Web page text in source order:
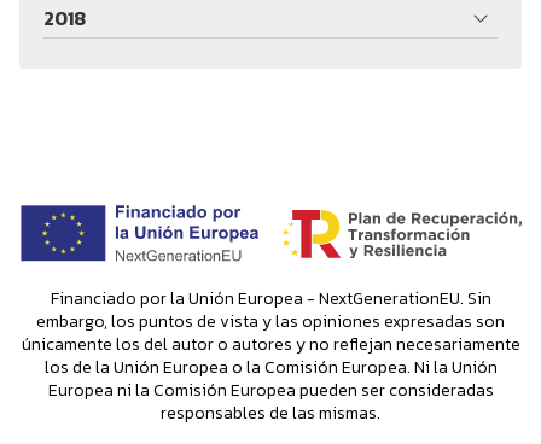
2018
Financiado por la Unión Europea - NextGenerationEU. Sin
embargo, los puntos de vista y las opiniones expresadas son
únicamente los del autor o autores y no reflejan necesariamente
los de la Unión Europea o la Comisión Europea. Ni la Unión
Europea ni la Comisión Europea pueden ser consideradas
responsables de las mismas.